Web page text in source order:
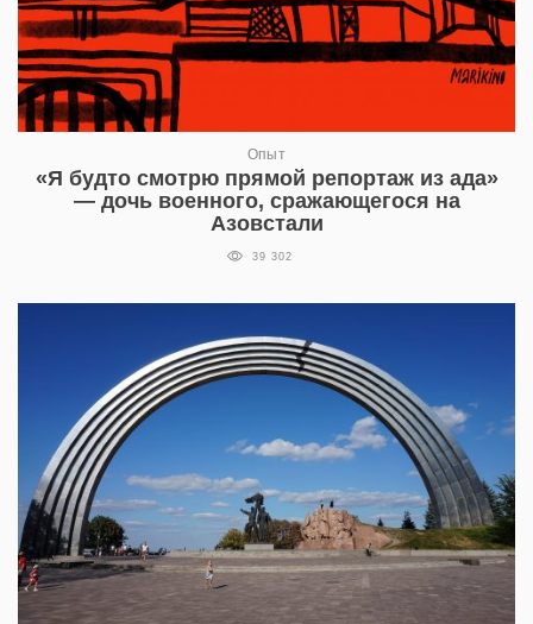
Опыт
«Я будто смотрю прямой репортаж из ада»
— дочь военного, сражающегося на
Азовстали
39 302